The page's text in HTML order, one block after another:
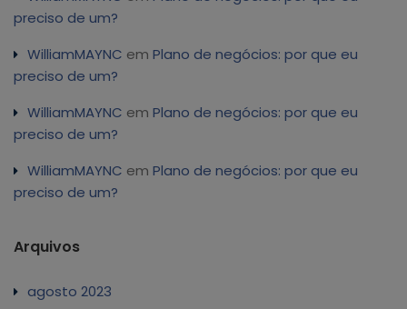
preciso de um?
WilliamMAYNC em Plano de negócios: por que eu
preciso de um?
WilliamMAYNC em Plano de negócios: por que eu
preciso de um?
WilliamMAYNC em Plano de negócios: por que eu
preciso de um?
Arquivos
agosto 2023